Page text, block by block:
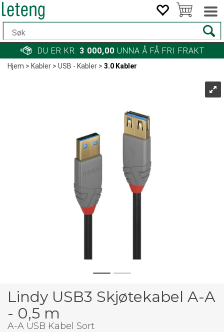
DU ER KR. 3 000,00 UNNA Å FÅ FRI FRAKT
Hjem>Kabler>USB - Kabler>3.0 Kabler
Lindy USB3 Skjøtekabel A-A
- 0,5 m
A-A USB Kabel Sort